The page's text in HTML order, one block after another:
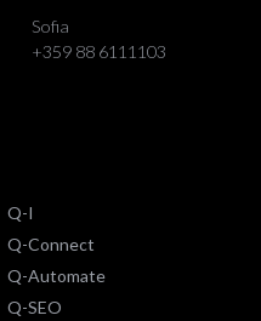
Sofia
+359 88 6111103
Q-I
Q-Connect
Q-Automate
Q-SEO